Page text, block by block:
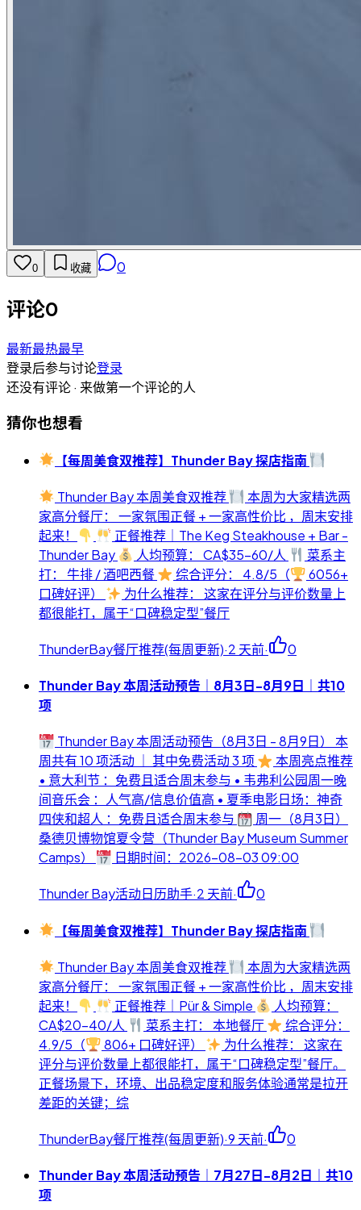
0 收藏 0
评论0
最新最热最早
登录后参与讨论登录
还没有评论 · 来做第一个评论的人
猜你也想看
【每周美食双推荐】Thunder Bay 探店指南
Thunder Bay 本周美食双推荐
本周为大家精选两
家高分餐厅： 一家氛围正餐 + 一家高性价比 ，周末安排
起来！
正餐推荐｜The Keg Steakhouse + Bar -
Thunder Bay
人均预算： CA$35-60/人
菜系主
打： 牛排 / 酒吧西餐
综合评分： 4.8/5（
6056+
口碑好评）
为什么推荐： 这家在评分与评价数量上
都很能打，属于“口碑稳定型”餐厅
ThunderBay餐厅推荐(每周更新)·2 天前· 0
Thunder Bay 本周活动预告｜8月3日-8月9日｜共10
项
Thunder Bay 本周活动预告（8月3日 - 8月9日） 本
周共有 10 项活动 ｜ 其中免费活动 3 项
本周亮点推荐
• 意大利节 ：免费且适合周末参与 • 韦弗利公园周一晚
间音乐会 ：人气高/信息价值高 • 夏季电影日场：神奇
四侠和超人 ：免费且适合周末参与
周一（8月3日）
桑德贝博物馆夏令营（Thunder Bay Museum Summer
Camps）
日期时间：2026-08-03 09:00
Thunder Bay活动日历助手·2 天前· 0
【每周美食双推荐】Thunder Bay 探店指南
Thunder Bay 本周美食双推荐
本周为大家精选两
家高分餐厅： 一家氛围正餐 + 一家高性价比 ，周末安排
起来！
正餐推荐｜Pür & Simple
人均预算：
CA$20-40/人
菜系主打： 本地餐厅
综合评分：
4.9/5（
806+ 口碑好评）
为什么推荐： 这家在
评分与评价数量上都很能打，属于“口碑稳定型”餐厅。
正餐场景下，环境、出品稳定度和服务体验通常是拉开
差距的关键；综
ThunderBay餐厅推荐(每周更新)·9 天前· 0
Thunder Bay 本周活动预告｜7月27日-8月2日｜共10
项